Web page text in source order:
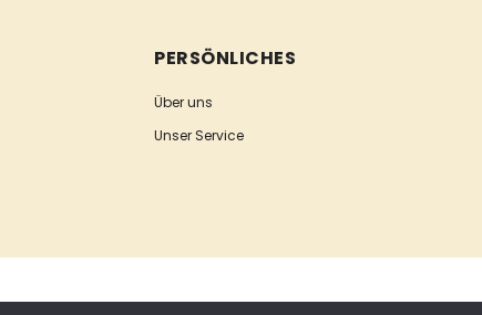
PERSÖNLICHES
Über uns
Unser Service